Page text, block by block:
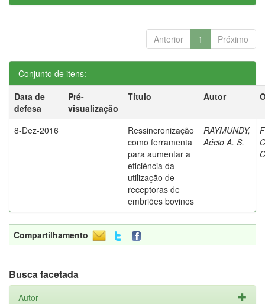
Anterior 1 Próximo
Conjunto de itens:
Data de
defesa
Pré-
visualização
Título Autor
8-Dez-2016
Ressincronização
como ferramenta
para aumentar a
eficiência da
utilização de
receptoras de
embriões bovinos
RAYMUNDY,
Aécio A. S.
Compartilhamento
Busca facetada
Autor